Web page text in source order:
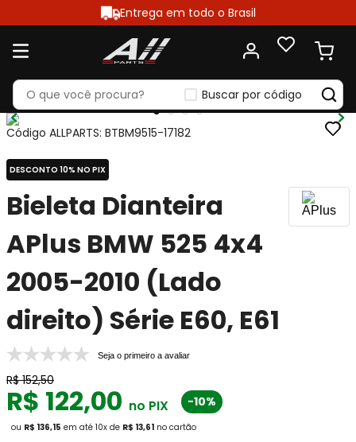
Entrega em todo o Brasil
Buscar por código
Código ALLPARTS: BTBM9515-17182
DESCONTO 10% NO PIX
Bieleta Dianteira
APlus BMW 525 4x4
2005-2010 (Lado
direito) Série E60, E61
Seja o primeiro a avaliar
R$ 152,50
R$ 122,00 no PIX -10%
ou R$ 136,15 em até 10x de R$ 13,61 no cartão